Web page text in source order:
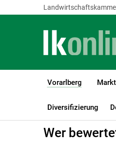
Vorarlberg
(current)1
Markt
Diversifizierung
LK Vorarlberg Vorarlberg
Wer